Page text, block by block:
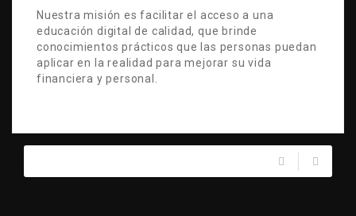
Nuestra misión es facilitar el acceso a una
educación digital de calidad, que brinde
conocimientos prácticos que las personas puedan
aplicar en la realidad para mejorar su vida
financiera y personal.